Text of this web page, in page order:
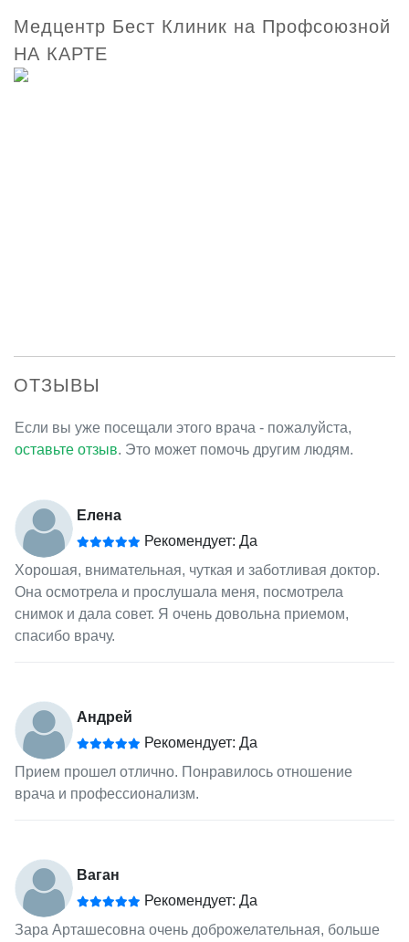
Медцентр Бест Клиник на Профсоюзной
НА КАРТЕ
ОТЗЫВЫ
Если вы уже посещали этого врача - пожалуйста,
оставьте отзыв. Это может помочь другим людям.
Елена
Рекомендует: Да
Хорошая, внимательная, чуткая и заботливая доктор.
Она осмотрела и прослушала меня, посмотрела
снимок и дала совет. Я очень довольна приемом,
спасибо врачу.
Андрей
Рекомендует: Да
Прием прошел отлично. Понравилось отношение
врача и профессионализм.
Ваган
Рекомендует: Да
Зара Арташесовна очень доброжелательная, больше